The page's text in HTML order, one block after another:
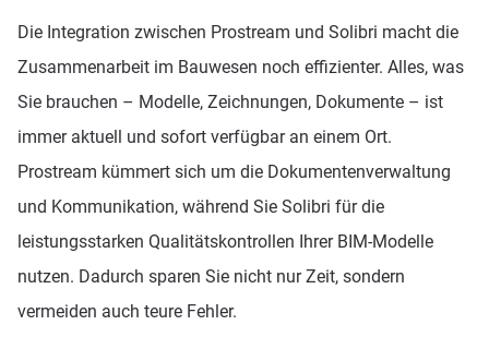
Die Integration zwischen Prostream und Solibri macht die
Zusammenarbeit im Bauwesen noch effizienter. Alles, was
Sie brauchen – Modelle, Zeichnungen, Dokumente – ist
immer aktuell und sofort verfügbar an einem Ort.
Prostream kümmert sich um die Dokumentenverwaltung
und Kommunikation, während Sie Solibri für die
leistungsstarken Qualitätskontrollen Ihrer BIM-Modelle
nutzen. Dadurch sparen Sie nicht nur Zeit, sondern
vermeiden auch teure Fehler.